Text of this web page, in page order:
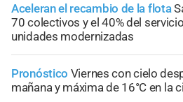
Aceleran el recambio de la flota
70 colectivos y el 40% del
unidades modernizadas
Pronóstico Viernes con cielo
mañana y máxima de 16°C en la